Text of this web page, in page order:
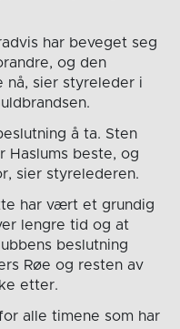
har beveget seg
og den
nå, sier styreleder i
å ta. Sten
Haslums beste, og
sier styrelederen.
har vært et grundig
lengre tid og at
beslutning
Røe og resten av
etter.
alle timene som har